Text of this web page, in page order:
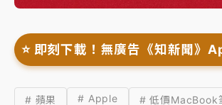
⭐️ 即刻下載！無廣告《知新聞》
# 蘋果 # Apple
# 低價MacBook